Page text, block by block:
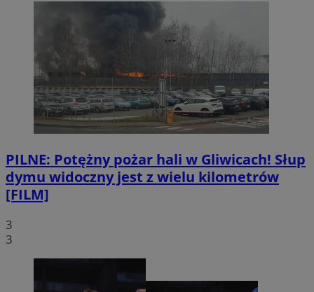
PILNE: Potężny pożar hali w Gliwicach! Słup
dymu widoczny jest z wielu kilometrów
[FILM]
3
3